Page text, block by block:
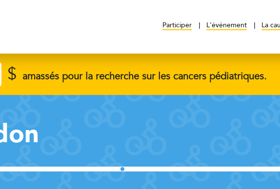
Participer L'événement La
$ amassés pour la recherche sur les cancers pédiatriques.